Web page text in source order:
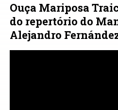
Ouça Mariposa
do repertório do
Alejandro